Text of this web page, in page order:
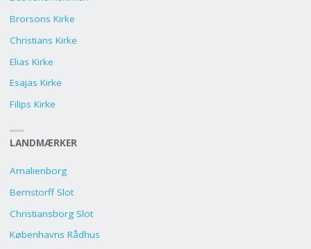
Brorsons Kirke
Christians Kirke
Elias Kirke
Esajas Kirke
Filips Kirke
LANDMÆRKER
Amalienborg
Bernstorff Slot
Christiansborg Slot
Københavns Rådhus